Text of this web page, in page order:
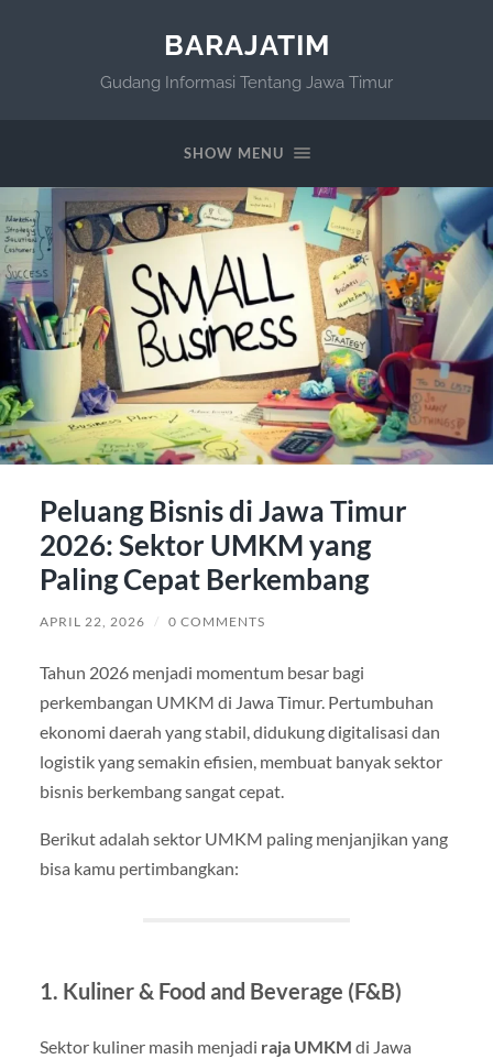
BARAJATIM
Gudang Informasi Tentang Jawa Timur
SHOW MENU
Peluang Bisnis di Jawa Timur
2026: Sektor UMKM yang
Paling Cepat Berkembang
APRIL 22, 2026 / 0 COMMENTS
Tahun 2026 menjadi momentum besar bagi
perkembangan UMKM di Jawa Timur. Pertumbuhan
ekonomi daerah yang stabil, didukung digitalisasi dan
logistik yang semakin efisien, membuat banyak sektor
bisnis berkembang sangat cepat.
Berikut adalah sektor UMKM paling menjanjikan yang
bisa kamu pertimbangkan:
1. Kuliner & Food and Beverage (F&B)
Sektor kuliner masih menjadi raja UMKM di Jawa